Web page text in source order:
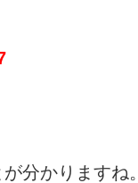
分かりますね。